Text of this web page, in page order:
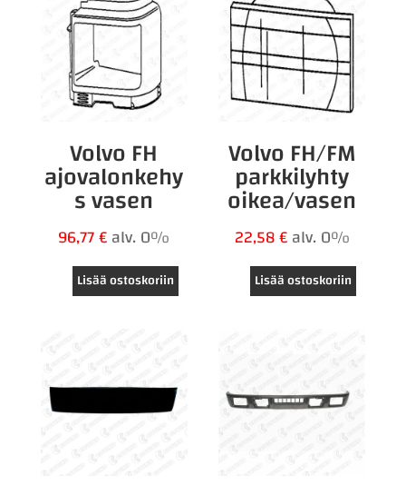
Volvo FH
ajovalonkehy
s vasen
96,77€alv. 0%
Lisää ostoskoriin
Volvo FH/FM
parkkilyhty
oikea/vasen
22,58€alv. 0%
Lisää ostoskoriin